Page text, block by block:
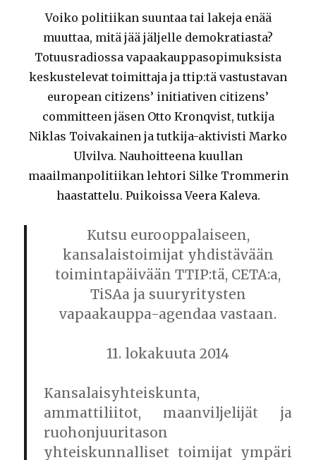
Voiko politiikan suuntaa tai lakeja enää
muuttaa, mitä jää jäljelle demokratiasta?
Totuusradiossa vapaakauppasopimuksista
keskustelevat toimittaja ja ttip:tä vastustavan
european citizens’ initiativen citizens’
committeen jäsen Otto Kronqvist, tutkija
Niklas Toivakainen ja tutkija-aktivisti Marko
Ulvilva. Nauhoitteena kuullan
maailmanpolitiikan lehtori Silke Trommerin
haastattelu. Puikoissa Veera Kaleva.
Kutsu eurooppalaiseen,
kansalaistoimijat yhdistävään
toimintapäivään TTIP:tä, CETA:a,
TiSAa ja suuryritysten
vapaakauppa-agendaa vastaan.
11. lokakuuta 2014
Kansalaisyhteiskunta,
ammattiliitot, maanviljelijät ja
ruohonjuuritason
yhteiskunnalliset toimijat ympäri